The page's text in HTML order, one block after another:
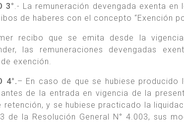
3° .- La remuneración devengada exenta
de haberes con el concepto “Exención
recibo que se emita desde la
las remuneraciones devengadas
exención.
4°.– En caso de que se hubiese
de la entrada en vigencia de la
retención, y se hubiese practicado la
de la Resolución General N° 4.003, sus